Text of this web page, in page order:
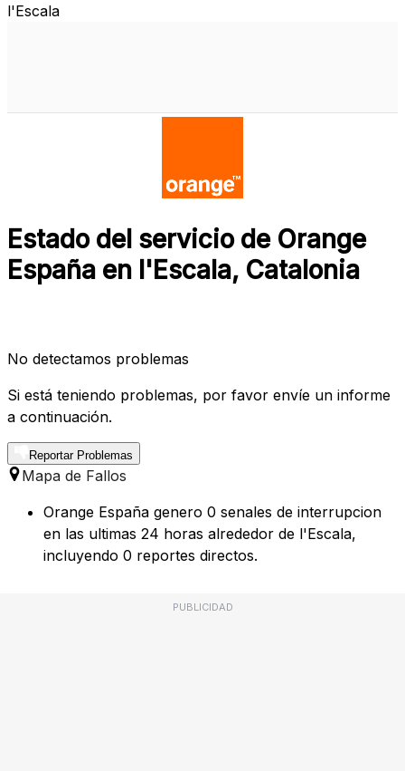
l'Escala
Estado del servicio de Orange
España en l'Escala, Catalonia
No detectamos problemas
Si está teniendo problemas, por favor envíe un informe
a continuación.
Reportar Problemas
Mapa de Fallos
Orange España genero 0 senales de interrupcion
en las ultimas 24 horas alrededor de l'Escala,
incluyendo 0 reportes directos.
PUBLICIDAD